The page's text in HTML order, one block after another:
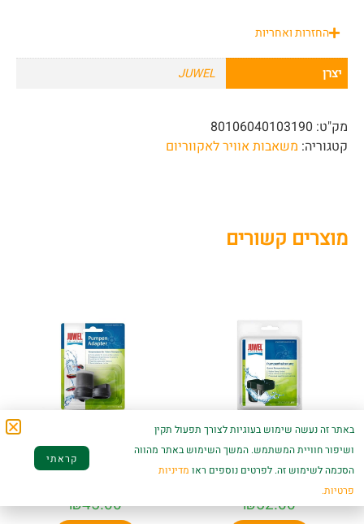
החזרות ואחריות
יצרן JUWEL
מק"ט: 80106040103190
קטגוריה: משאבות אוויר לאקווריום
מוצרים קשורים
תושבת גומי למשאבות
– ג׳אוול
₪52.00
מתאם משאבות
₪45.00
באתר זה נעשה שימוש בעוגיות לצורך תפעול תקין
ושיפור חוויית המשתמש. המשך השימוש באתר מהווה
הסכמה לשימוש זה. לפרטים נוספים ראו מדיניות
פרטיות.
קראתי